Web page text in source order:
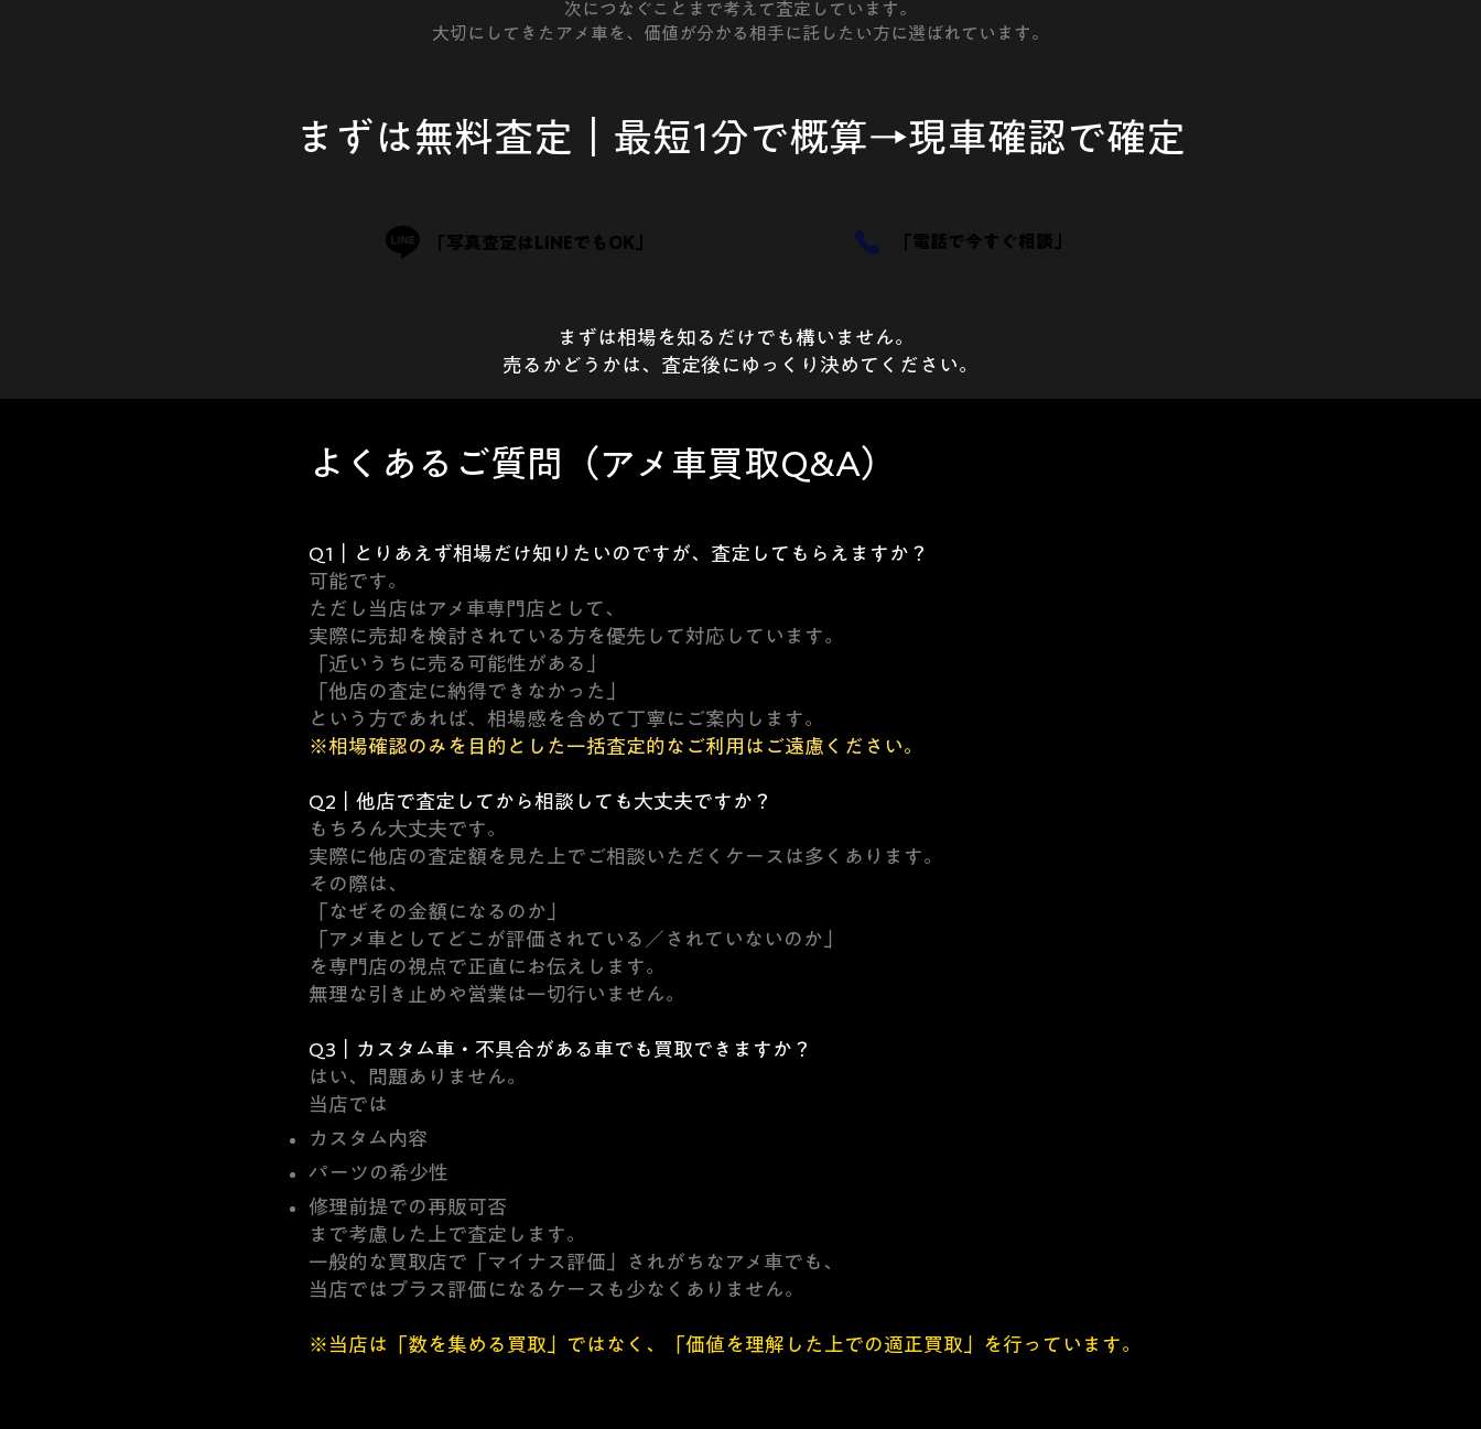
次につなぐことまで考えて査定しています。
大切にしてきたアメ車を、価値が分かる相手に託したい方に選ばれています。
まずは無料査定｜最短1分で概算→現車確認で確定
「写真査定はLINEでもOK」 「電話で今すぐ相談」
まずは相場を知るだけでも構いません。
売るかどうかは、査定後にゆっくり決めてください。
よくあるご質問（アメ車買取Q&A）
Q1｜とりあえず相場だけ知りたいのですが、査定してもらえますか？
可能です。
ただし当店はアメ車専門店として、
実際に売却を検討されている方を優先して対応しています。
「近いうちに売る可能性がある」
「他店の査定に納得できなかった」
という方であれば、相場感を含めて丁寧にご案内します。
※相場確認のみを目的とした一括査定的なご利用はご遠慮ください。
Q2｜他店で査定してから相談しても大丈夫ですか？
もちろん大丈夫です。
実際に他店の査定額を見た上でご相談いただくケースは多くあります。
その際は、
「なぜその金額になるのか」
「アメ車としてどこが評価されている／されていないのか」
を専門店の視点で正直にお伝えします。
無理な引き止めや営業は一切行いません。
Q3｜カスタム車・不具合がある車でも買取できますか？
はい、問題ありません。
当店では
カスタム内容
パーツの希少性
修理前提での再販可否
まで考慮した上で査定します。
一般的な買取店で「マイナス評価」されがちなアメ車でも、
当店ではプラス評価になるケースも少なくありません。
※当店は「数を集める買取」ではなく、「価値を理解した上での適正買取」を行っています。